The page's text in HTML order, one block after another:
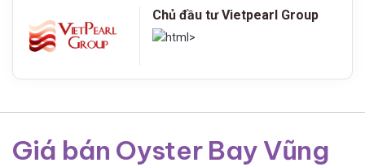
Chủ đầu tư Vietpearl Group
Giá bán Oyster Bay Vũng